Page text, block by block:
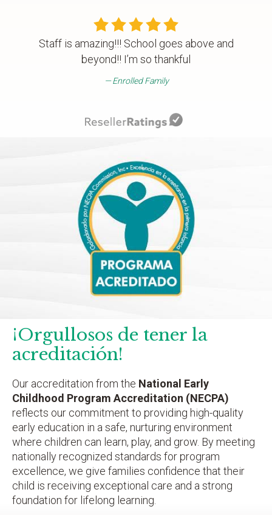
Staff is amazing!!! School goes above and
beyond!! I’m so thankful
Enrolled Family
¡Orgullosos de tener la
acreditación!
Our accreditation from the National Early
Childhood Program Accreditation (NECPA)
reflects our commitment to providing high-quality
early education in a safe, nurturing environment
where children can learn, play, and grow. By meeting
nationally recognized standards for program
excellence, we give families confidence that their
child is receiving exceptional care and a strong
foundation for lifelong learning.